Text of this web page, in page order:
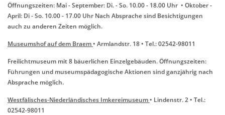
Öffnungszeiten: Mai - September: Di. - So. 10.00 - 18.00 Uhr • Oktober -
April: Di - So. 10.00 - 17.00 Uhr Nach Absprache sind Besichtigungen
auch zu anderen Zeiten möglich.
Museumshof auf dem Braem• Armlandstr. 18 • Tel.: 02542-98011
Freilichtmuseum mit 8 bäuerlichen Einzelgebäuden. Öffnungszeiten:
Führungen und museumspädagogische Aktionen sind ganzjährig nach
Absprache möglich.
Westfälisches-Niederländisches Imkereimuseum• Lindenstr. 2 • Tel.:
02542-98011